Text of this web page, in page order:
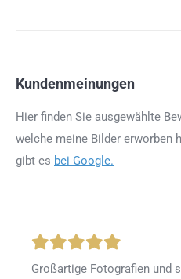
Kundenmeinungen
Hier finden Sie ausgewählte
welche meine Bilder erworben
gibt es bei Google.
Großartige Fotografien und